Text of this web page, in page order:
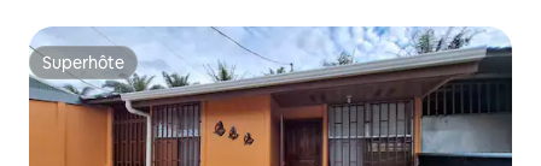
Superhôte
Superhôte